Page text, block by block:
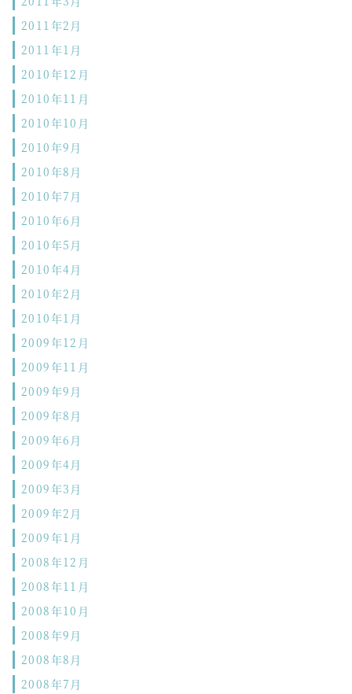
2011年2月
2011年1月
2010年12月
2010年11月
2010年10月
2010年9月
2010年8月
2010年7月
2010年6月
2010年5月
2010年4月
2010年2月
2010年1月
2009年12月
2009年11月
2009年9月
2009年8月
2009年6月
2009年4月
2009年3月
2009年2月
2009年1月
2008年12月
2008年11月
2008年10月
2008年9月
2008年8月
2008年7月